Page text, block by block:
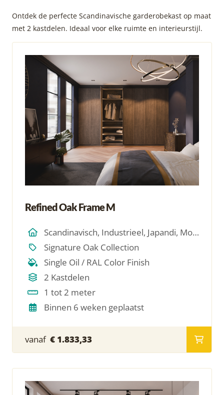
Ontdek de perfecte Scandinavische garderobekast op maat
met 2 kastdelen. Ideaal voor elke ruimte en interieurstijl.
Refined Oak Frame M
Scandinavisch, Industrieel, Japandi, Modern, Hotel Chique, Minimalistich
Signature Oak Collection
Single Oil / RAL Color Finish
2 Kastdelen
1 tot 2 meter
Binnen 6 weken geplaatst
vanaf € 1.833,33